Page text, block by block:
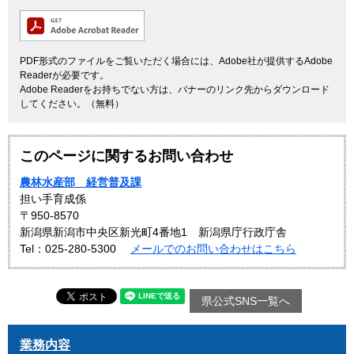
PDF形式のファイルをご覧いただく場合には、Adobe社が提供するAdobe
Readerが必要です。
Adobe Readerをお持ちでない方は、バナーのリンク先からダウンロード
してください。（無料）
このページに関するお問い合わせ
農林水産部 経営普及課
担い手育成係
〒950-8570
新潟県新潟市中央区新光町4番地1 新潟県庁行政庁舎
Tel：025-280-5300
メールでのお問い合わせはこちら
県公式SNS一覧へ
業務内容